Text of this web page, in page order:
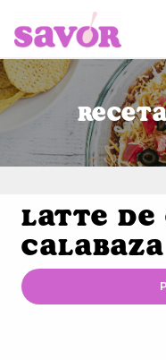
Latte de
Calabaza